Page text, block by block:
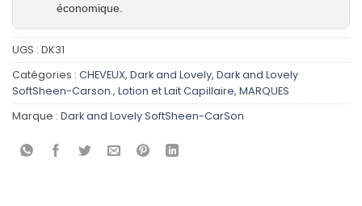
économique.
UGS : DK31
Catégories : CHEVEUX, Dark and Lovely, Dark and Lovely
SoftSheen-Carson., Lotion et Lait Capillaire, MARQUES
Marque : Dark and Lovely SoftSheen-CarSon